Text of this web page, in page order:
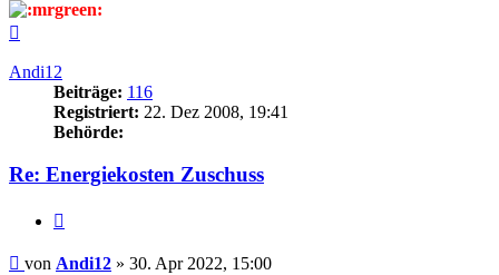
Andi12
Beiträge: 116
Registriert: 22. Dez 2008, 19:41
Behörde:
Re: Energiekosten Zuschuss
Beitrag
von Andi12 » 30. Apr 2022, 15:00